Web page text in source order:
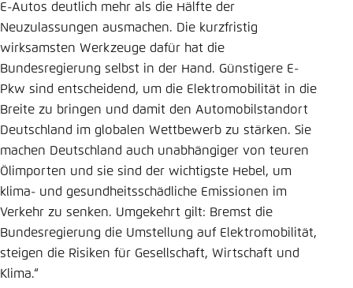
E-Autos deutlich mehr als die Hälfte der
Neuzulassungen ausmachen. Die kurzfristig
wirksamsten Werkzeuge dafür hat die
Bundesregierung selbst in der Hand. Günstigere E-
Pkw sind entscheidend, um die Elektromobilität in die
Breite zu bringen und damit den Automobilstandort
Deutschland im globalen Wettbewerb zu stärken. Sie
machen Deutschland auch unabhängiger von teuren
Ölimporten und sie sind der wichtigste Hebel, um
klima- und gesundheitsschädliche Emissionen im
Verkehr zu senken. Umgekehrt gilt: Bremst die
Bundesregierung die Umstellung auf Elektromobilität,
steigen die Risiken für Gesellschaft, Wirtschaft und
Klima.“